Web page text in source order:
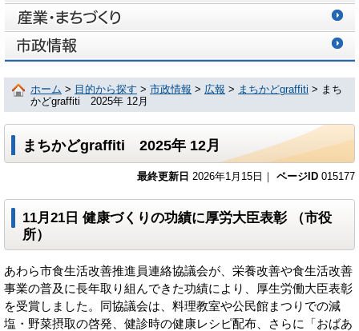
ホーム > 目的から探す > 市政情報 > 広報 > まちかどgraffiti > まち
かどgraffiti 2025年 12月
まちかどgraffiti 2025年 12月
最終更新日 2026年1月15日｜ ページID 015177
11月21日 健康づくりの功績に厚労大臣表彰 （市役
所）
あわら市食生活改善推進員連絡協議会が、栄養改善や食生活改善
事業の普及に長年取り組んできた功績により、厚生労働大臣表彰
を受賞しました。同協議会は、料理教室や公民館まつりでの減
塩・野菜摂取の啓発、健診時の健康レシピ配布、さらに「おばあ